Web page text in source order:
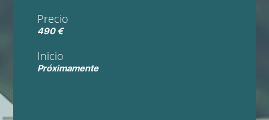
Precio
490 €
Inicio
Próximamente